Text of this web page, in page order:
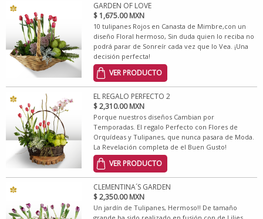
GARDEN OF LOVE
$ 1,675.00 MXN
10 tulipanes Rojos en Canasta de Mimbre,con un
diseño Floral hermoso, Sin duda quien lo reciba no
podrá parar de Sonreír cada vez que lo Vea. ¡Una
decisión perfecta!
VER PRODUCTO
EL REGALO PERFECTO 2
$ 2,310.00 MXN
Porque nuestros diseños Cambian por
Temporadas. El regalo Perfecto con Flores de
Orquídeas y Tulipanes, que nunca pasara de Moda.
La Revelación completa de el Buen Gusto!
VER PRODUCTO
CLEMENTINA´S GARDEN
$ 2,350.00 MXN
Un jardín de Tulipanes, Hermoso!! De tamaño